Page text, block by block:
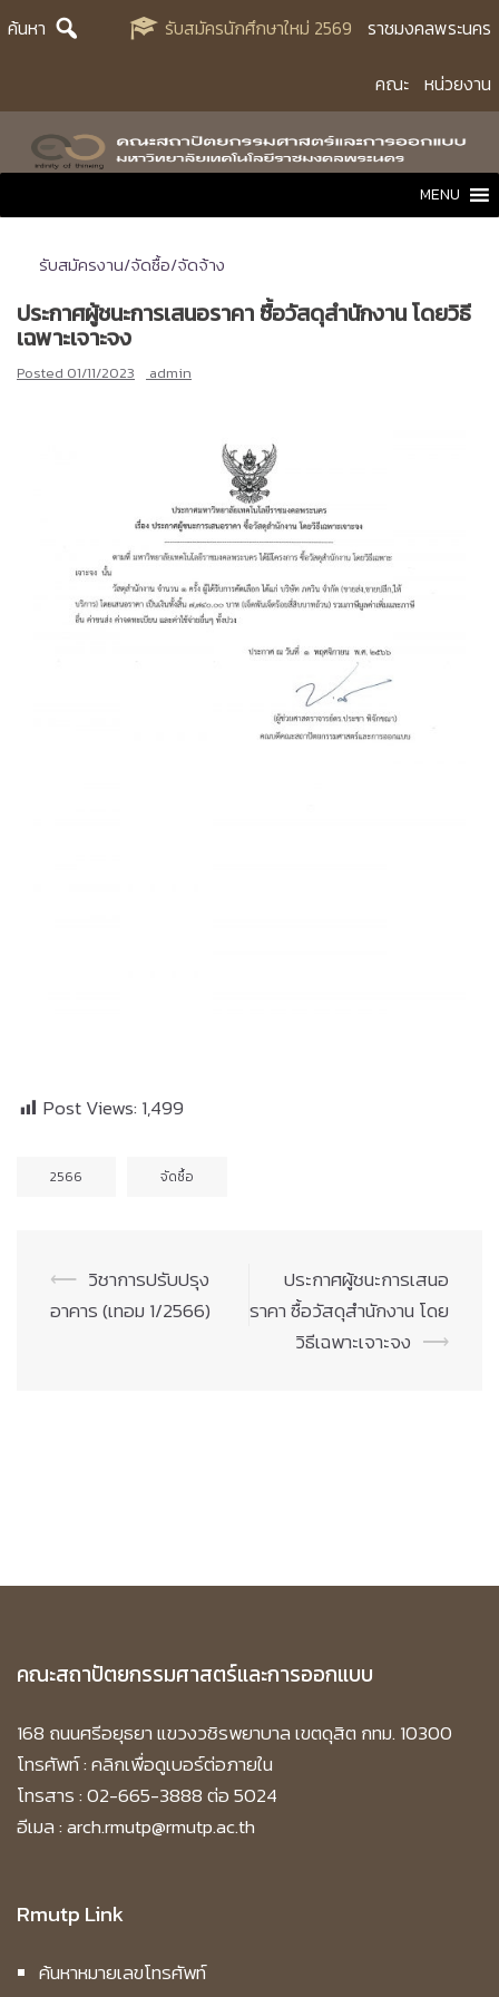
Skipค้นหา รับสมัครนักศึกษาใหม่ 2569 ราชมงคลพระนคร
คณะ หน่วยงาน
MENU
รับสมัครงาน/จัดซื้อ/จัดจ้าง
ประกาศผู้ชนะการเสนอราคา ซื้อวัสดุสำนักงาน โดยวิธี
เฉพาะเจาะจง
Posted 01/11/2023 admin
Post Views: 1,499
2566 จัดซื้อ
Post
navigation
⟵ วิชาการปรับปรุง
อาคาร (เทอม 1/2566)
ประกาศผู้ชนะการเสนอ
ราคา ซื้อวัสดุสำนักงาน โดย
วิธีเฉพาะเจาะจง ⟶
คณะสถาปัตยกรรมศาสตร์และการออกแบบ
168 ถนนศรีอยุธยา แขวงวชิรพยาบาล เขตดุสิต กทม. 10300
โทรศัพท์ :คลิกเพื่อดูเบอร์ต่อภายใน
โทรสาร : 02-665-3888 ต่อ 5024
อีเมล : arch.rmutp@rmutp.ac.th
Rmutp Link
ค้นหาหมายเลขโทรศัพท์